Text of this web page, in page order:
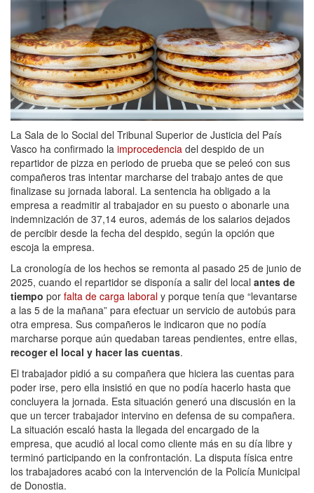
La Sala de lo Social del Tribunal Superior de Justicia del País
Vasco ha confirmado la improcedencia del despido de un
repartidor de pizza en periodo de prueba que se peleó con sus
compañeros tras intentar marcharse del trabajo antes de que
finalizase su jornada laboral. La sentencia ha obligado a la
empresa a readmitir al trabajador en su puesto o abonarle una
indemnización de 37,14 euros, además de los salarios dejados
de percibir desde la fecha del despido, según la opción que
escoja la empresa.
La cronología de los hechos se remonta al pasado 25 de junio de
2025, cuando el repartidor se disponía a salir del local antes de
tiempo por falta de carga laboral y porque tenía que “levantarse
a las 5 de la mañana” para efectuar un servicio de autobús para
otra empresa. Sus compañeros le indicaron que no podía
marcharse porque aún quedaban tareas pendientes, entre ellas,
recoger el local y hacer las cuentas.
El trabajador pidió a su compañera que hiciera las cuentas para
poder irse, pero ella insistió en que no podía hacerlo hasta que
concluyera la jornada. Esta situación generó una discusión en la
que un tercer trabajador intervino en defensa de su compañera.
La situación escaló hasta la llegada del encargado de la
empresa, que acudió al local como cliente más en su día libre y
terminó participando en la confrontación. La disputa física entre
los trabajadores acabó con la intervención de la Policía Municipal
de Donostia.